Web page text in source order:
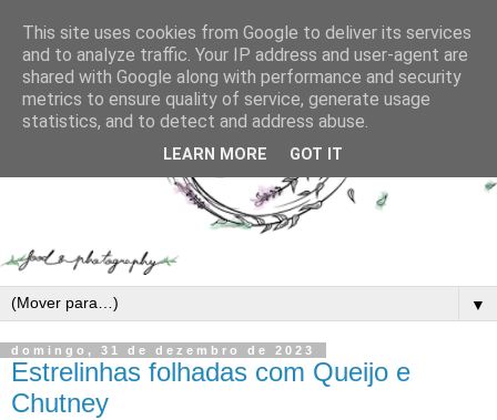
▼
domingo, 31 de dezembro de 2023
Estrelinhas folhadas com Queijo e
Chutney
This site uses cookies from Google to deliver its services
and to analyze traffic. Your IP address and user-agent are
shared with Google along with performance and security
metrics to ensure quality of service, generate usage
statistics, and to detect and address abuse.
LEARN MORE GOT IT